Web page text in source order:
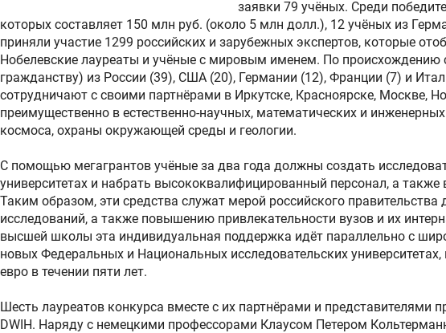
заявки 79 учёных. Среди
которых составляет 150 млн руб. (около 5 млн долл.), 12 учёных из
приняли участие 1299 российских и зарубежных экспертов, которые
Нобелевские лауреаты и учёные с мировым именем. По происхождению
гражданству) из России (39), США (20), Германии (12), Франции (7) и
сотрудничают с своими партнёрами в Иркутске, Красноярске, Москве,
преимущественно в естественно-научных, математических и
космоса, охраны окружающей среды и геологии.
С помощью мегагрантов учёные за два года должны создать
университетах и набрать высококвалифицированный персонал, а также
Таким образом, эти средства служат мерой российского
исследований, а также повышению привлекательности вузов и их
высшей школы эта индивидуальная поддержка идёт параллельно с
новых Федеральных и Национальных исследовательских
евро в течении пяти лет.
Шесть лауреатов конкурса вместе с их партнёрами и
DWIH. Наряду с немецкими профессорами Клаусом Петером